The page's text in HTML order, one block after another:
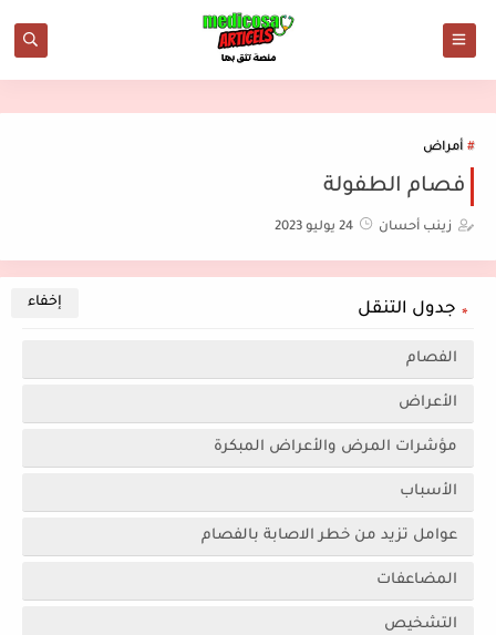
أمراض
فصام الطفولة
زينب أحسان 24 يوليو 2023
جدول التنقل
الفصام
الأعراض
مؤشرات المرض والأعراض المبكرة
الأسباب
عوامل تزيد من خطر الاصابة بالفصام
المضاعفات
التشخيص